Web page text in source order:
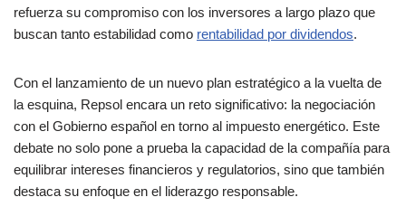
refuerza su compromiso con los inversores a largo plazo que
buscan tanto estabilidad como rentabilidad por dividendos.
Con el lanzamiento de un nuevo plan estratégico a la vuelta de
la esquina, Repsol encara un reto significativo: la negociación
con el Gobierno español en torno al impuesto energético. Este
debate no solo pone a prueba la capacidad de la compañía para
equilibrar intereses financieros y regulatorios, sino que también
destaca su enfoque en el liderazgo responsable.